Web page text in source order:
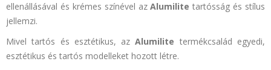
ellenállásával és krémes színével azAlumilite tartósság és stílus
jellemzi.
Mivel tartós és esztétikus, azAlumilite termékcsalád egyedi,
esztétikus és tartós modelleket hozott létre.